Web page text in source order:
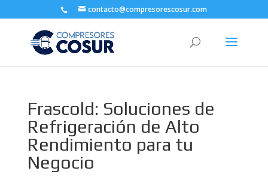
contacto@compresorescosur.com
Frascold: Soluciones de
Refrigeración de Alto
Rendimiento para tu
Negocio